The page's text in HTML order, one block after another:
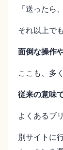
「送ったら
それ以上で
面倒な操作
ここも、多
従来の意味
よくあるブ
別サイトに